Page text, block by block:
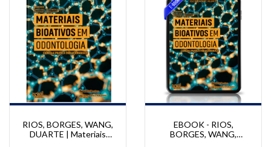
RIOS, BORGES, WANG,
DUARTE | Materiais
EBOOK - RIOS,
BORGES, WANG,